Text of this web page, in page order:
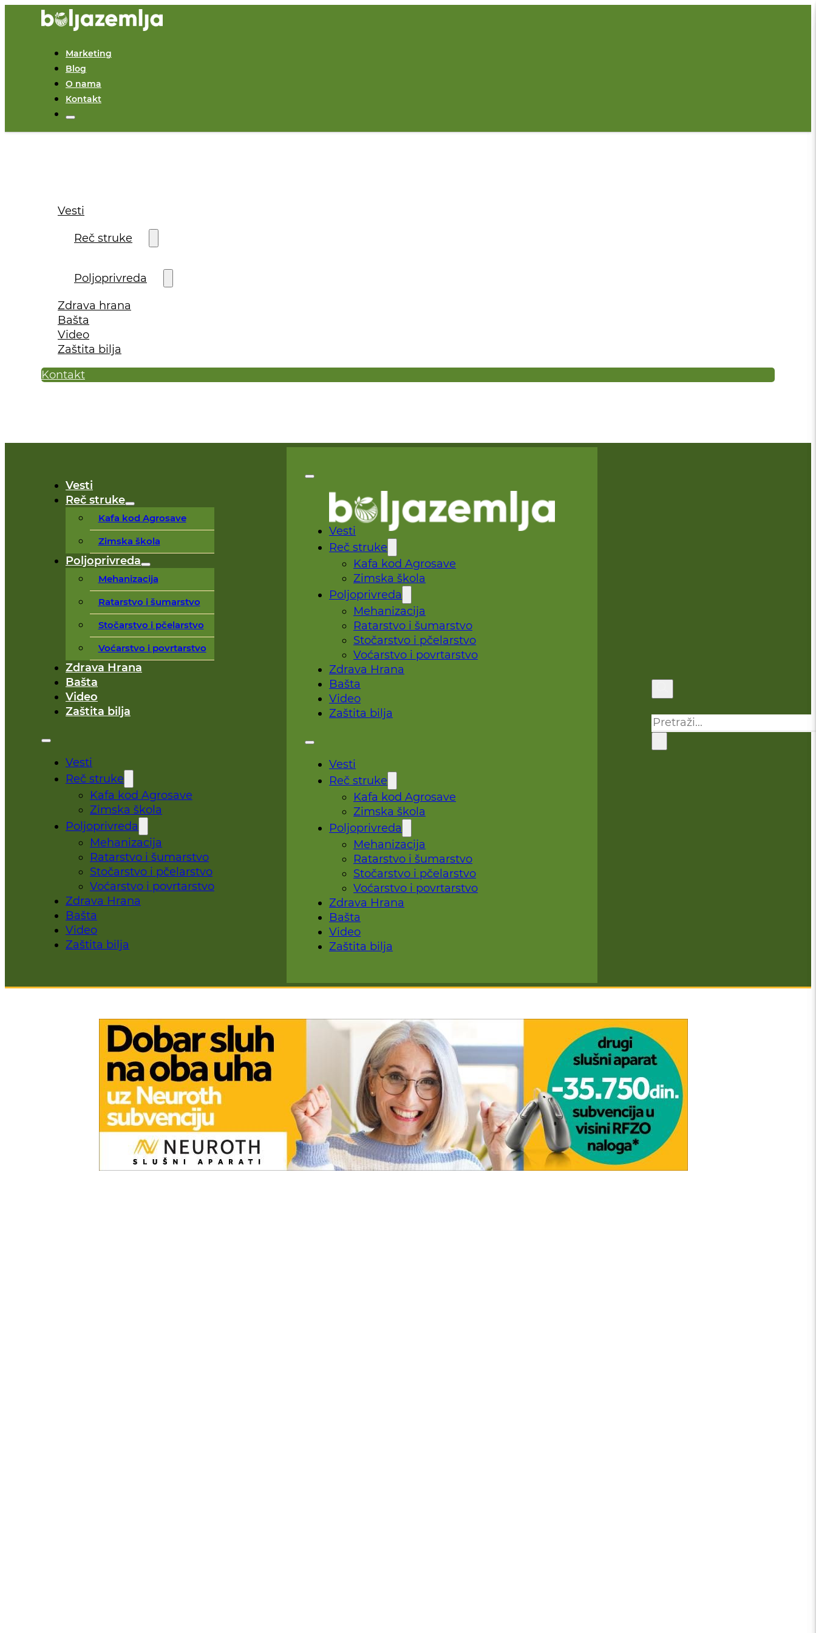
Marketing
Blog
O nama
Kontakt
Vesti
Reč struke
Poljoprivreda
Zdrava hrana
Bašta
Video
Zaštita bilja
Kontakt
Vesti
Reč struke
Kafa kod Agrosave
Zimska škola
Poljoprivreda
Mehanizacija
Ratarstvo i šumarstvo
Stočarstvo i pčelarstvo
Voćarstvo i povrtarstvo
Zdrava Hrana
Bašta
Video
Zaštita bilja
Vesti
Reč struke
Kafa kod Agrosave
Zimska škola
Poljoprivreda
Mehanizacija
Ratarstvo i šumarstvo
Stočarstvo i pčelarstvo
Voćarstvo i povrtarstvo
Zdrava Hrana
Bašta
Video
Zaštita bilja
Vesti
Reč struke
Kafa kod Agrosave
Zimska škola
Poljoprivreda
Mehanizacija
Ratarstvo i šumarstvo
Stočarstvo i pčelarstvo
Voćarstvo i povrtarstvo
Zdrava Hrana
Bašta
Video
Zaštita bilja
Vesti
Reč struke
Kafa kod Agrosave
Zimska škola
Poljoprivreda
Mehanizacija
Ratarstvo i šumarstvo
Stočarstvo i pčelarstvo
Voćarstvo i povrtarstvo
Zdrava Hrana
Bašta
Video
Zaštita bilja
Pretraga